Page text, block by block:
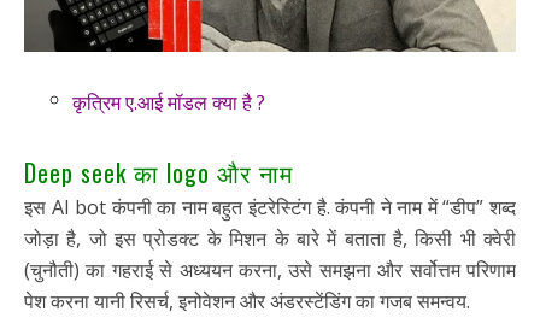
कृत्रिम ए.आई मॉडल क्या है ?
Deep seek का logo और नाम
इस AI bot कंपनी का नाम बहुत इंटरेस्टिंग है. कंपनी ने नाम में “डीप” शब्द
जोड़ा है, जो इस प्रोडक्ट के मिशन के बारे में बताता है, किसी भी क्वेरी
(चुनौती) का गहराई से अध्ययन करना, उसे समझना और सर्वोत्तम परिणाम
पेश करना यानी रिसर्च, इनोवेशन और अंडरस्टेंडिंग का गजब समन्वय.